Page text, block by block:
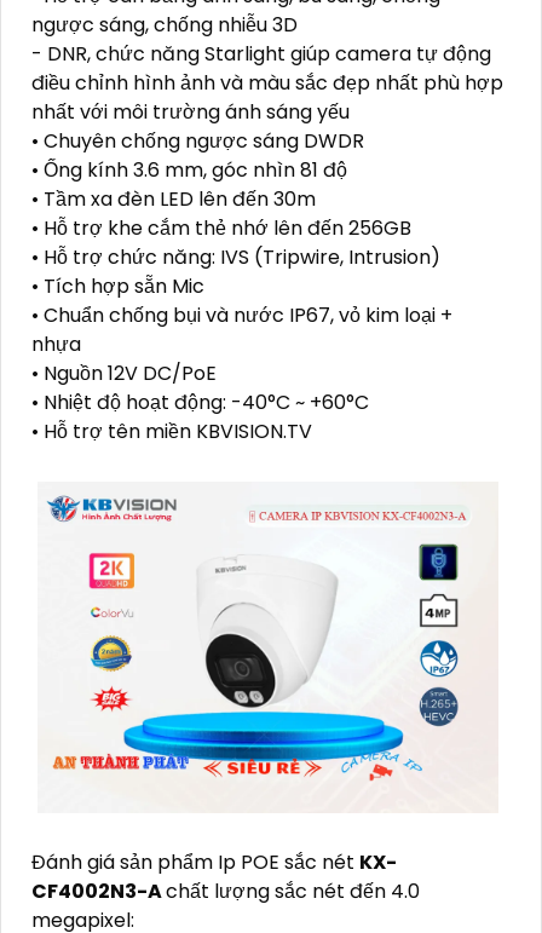
ngược sáng, chống nhiễu 3D
- DNR, chức năng Starlight giúp camera tự động
điều chỉnh hình ảnh và màu sắc đẹp nhất phù hợp
nhất với môi trường ánh sáng yếu
• Chuyên chống ngược sáng DWDR
• Ống kính 3.6 mm, góc nhìn 81 độ
• Tầm xa đèn LED lên đến 30m
• Hỗ trợ khe cắm thẻ nhớ lên đến 256GB
• Hỗ trợ chức năng: IVS (Tripwire, Intrusion)
• Tích hợp sẵn Mic
• Chuẩn chống bụi và nước IP67, vỏ kim loại +
nhựa
• Nguồn 12V DC/PoE
• Nhiệt độ hoạt động: -40°C ~ +60°C
• Hỗ trợ tên miền KBVISION.TV
Đánh giá sản phẩm Ip POE sắc nét KX-
CF4002N3-Achất lượng sắc nét đến 4.0
megapixel: